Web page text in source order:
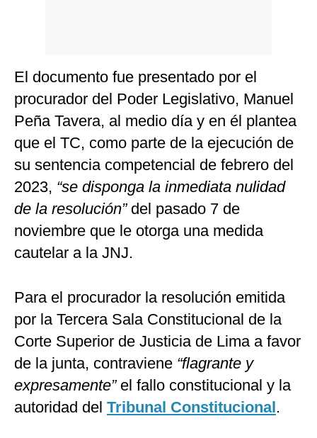
El documento fue presentado por el
procurador del Poder Legislativo, Manuel
Peña Tavera, al medio día y en él plantea
que el TC, como parte de la ejecución de
su sentencia competencial de febrero del
2023, “se disponga la inmediata nulidad
de la resolución”del pasado 7 de
noviembre que le otorga una medida
cautelar a la JNJ.
Para el procurador la resolución emitida
por la Tercera Sala Constitucional de la
Corte Superior de Justicia de Lima a favor
de la junta, contraviene “flagrante y
expresamente”el fallo constitucional y la
autoridad del Tribunal Constitucional.